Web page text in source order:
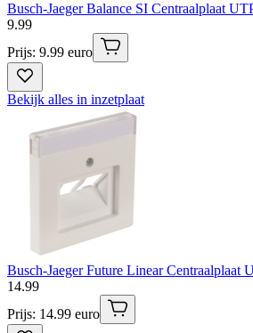
Busch-Jaeger Balance SI Centraalplaat
9.99
Prijs: 9.99 euro
Bekijk alles in inzetplaat
Busch-Jaeger Future Linear Centraalplaat
14.99
Prijs: 14.99 euro